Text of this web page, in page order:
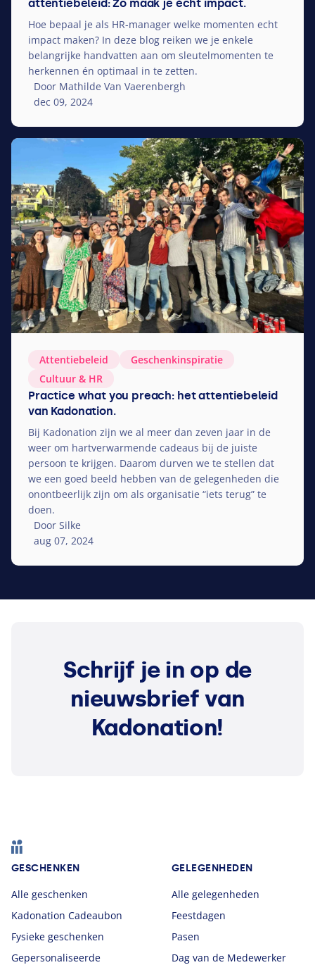
attentiebeleid: Zo maak je écht impact.
Hoe bepaal je als HR-manager welke momenten echt
impact maken? In deze blog reiken we je enkele
belangrijke handvatten aan om sleutelmomenten te
herkennen én optimaal in te zetten.
Door Mathilde Van Vaerenbergh
dec 09, 2024
Attentiebeleid
Geschenkinspiratie
Cultuur & HR
Practice what you preach: het attentiebeleid
van Kadonation.
Bij Kadonation zijn we al meer dan zeven jaar in de
weer om hartverwarmende cadeaus bij de juiste
persoon te krijgen. Daarom durven we te stellen dat
we een goed beeld hebben van de gelegenheden die
onontbeerlijk zijn om als organisatie “iets terug” te
doen.
Door Silke
aug 07, 2024
Schrijf je in op de
nieuwsbrief van
Kadonation!
Footer
GESCHENKEN
Alle geschenken
Kadonation Cadeaubon
Fysieke geschenken
Gepersonaliseerde
GELEGENHEDEN
Alle gelegenheden
Feestdagen
Pasen
Dag van de Medewerker